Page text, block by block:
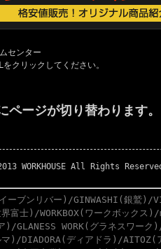
センター
クリックしてください。
ページが切り替わります。
WORKHOUSE All Rights
イーブンリバー)/GINWASHI(銀鷲
士)/WORKBOX(ワークボック
WORK(グラネスワーク)/
マ)/DIADORA(ディアドラ)/